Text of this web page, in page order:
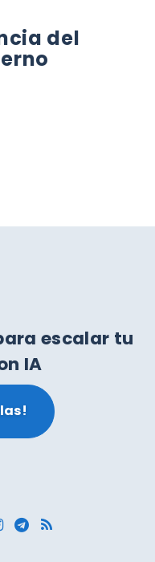
del
DEL LINK BUILDING
escalar tu
IA